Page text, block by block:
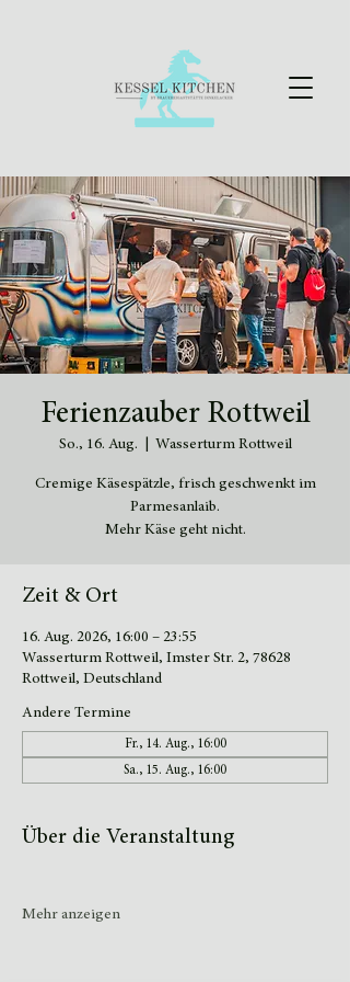
Ferienzauber Rottweil
So., 16. Aug. Wasserturm Rottweil
Cremige Käsespätzle, frisch geschwenkt im
Parmesanlaib.
Mehr Käse geht nicht.
Zeit & Ort
16. Aug. 2026, 16:00 – 23:55
Wasserturm Rottweil, Imster Str. 2, 78628
Rottweil, Deutschland
Andere Termine
Fr., 14. Aug., 16:00
Sa., 15. Aug., 16:00
Über die Veranstaltung
Mehr anzeigen